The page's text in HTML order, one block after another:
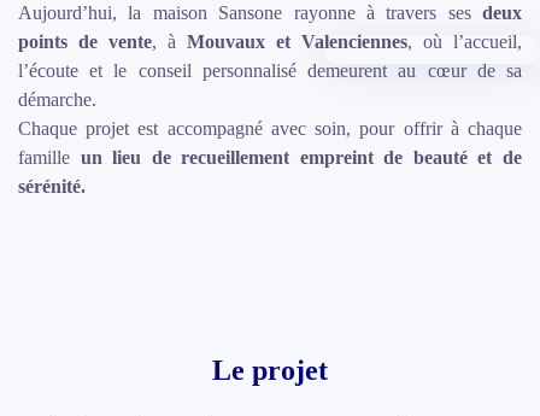
Aujourd’hui, la maison Sansone rayonne à travers ses deux
points de vente, à Mouvaux et Valenciennes, où l’accueil,
l’écoute et le conseil personnalisé demeurent au cœur de sa
démarche.
Chaque projet est accompagné avec soin, pour offrir à chaque
famille un lieu de recueillement empreint de beauté et de
sérénité.
Le projet